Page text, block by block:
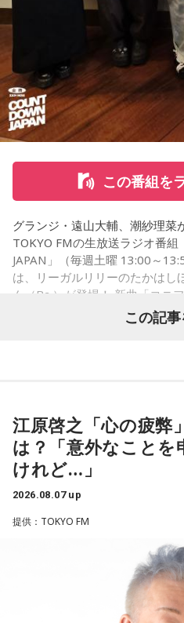
（左から）たかはしほのかさん
◆新曲「コニファー」に込めた
遠山：リーガルリリーは、7月
ー」を配信リリースしました。
ほのか・海：ありがとうござい
潮：「コニファー」はテレビア
ンディングテーマとなっていま
遠山：テレビアニメの楽曲を手
した作品なんですけど、まずは
から1にするときに、心のなか
く。そして、風が吹いてめちゃ
そういったものを絶やさずに「
みたいな気持ちと、私がお家で
で、今回はアニメのエンディン
もらったんですけど、結構パー
遠山：自分自身の内面をすごく
この番組を
グランジ・遠山大輔、潮紗理菜
TOKYO FMの生放送ラジオ番組
JAPAN」（毎週土曜 13:00～
は、リーガルリリーのたかはし
ん（Ba.）が登場！ 新曲「コニ
◆“真逆な作り方”で楽曲制作
リーガルリリーは高校在学時か
た世界最大級の音楽フェスティ
サウスウエスト）」の出演や中
のライブも経験。そのほか、
は主題歌と劇中歌を担当し、今
ラマ版「惡の華」では、たかは
そして、今秋には初のアジアツ
この記
江原啓之「心の疲弊
は？「意外なこと
けれど…」
2026.08.07 up
提供：TOKYO FM